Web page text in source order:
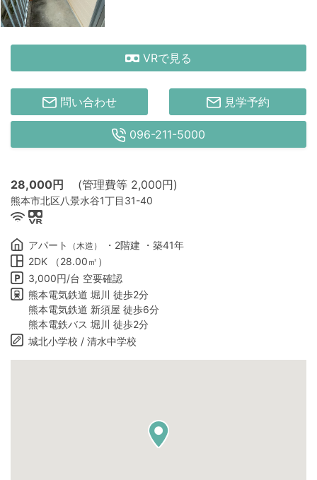
VRで見る
問い合わせ 見学予約
096-211-5000
28,000円 (管理費等 2,000円)
熊本市北区八景水谷1丁目31-40
アパート （木造）
・2階建 ・築41年
2DK （28.00㎡）
3,000円/台 空要確認
熊本電気鉄道 堀川 徒歩2分
熊本電気鉄道 新須屋 徒歩6分
熊本電鉄バス 堀川 徒歩2分
城北小学校 / 清水中学校